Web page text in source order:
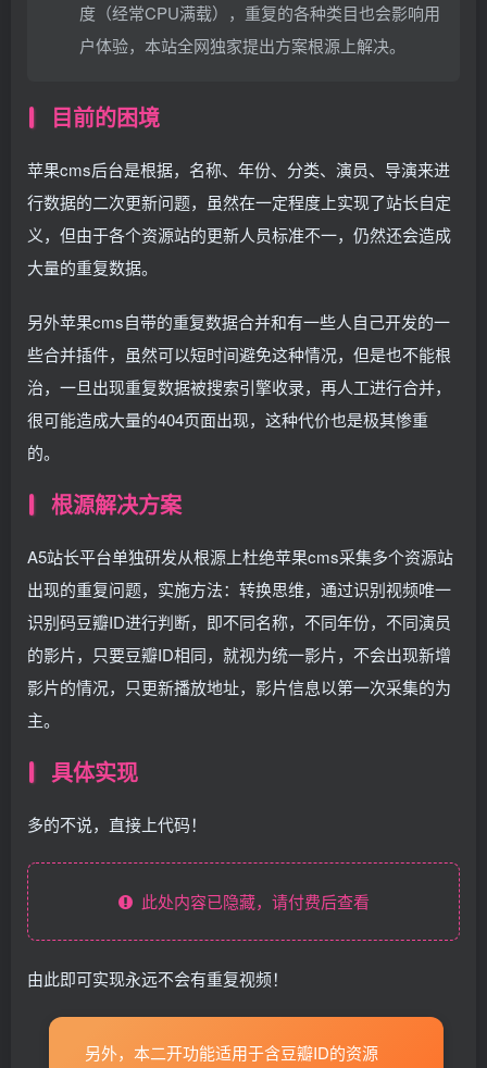
度（经常CPU满载），重复的各种类目也会影响用
户体验，本站全网独家提出方案根源上解决。
目前的困境
苹果cms后台是根据，名称、年份、分类、演员、导演来进
行数据的二次更新问题，虽然在一定程度上实现了站长自定
义，但由于各个资源站的更新人员标准不一，仍然还会造成
大量的重复数据。
另外苹果cms自带的重复数据合并和有一些人自己开发的一
些合并插件，虽然可以短时间避免这种情况，但是也不能根
治，一旦出现重复数据被搜索引擎收录，再人工进行合并，
很可能造成大量的404页面出现，这种代价也是极其惨重
的。
根源解决方案
A5站长平台单独研发从根源上杜绝苹果cms采集多个资源站
出现的重复问题，实施方法：转换思维，通过识别视频唯一
识别码豆瓣ID进行判断，即不同名称，不同年份，不同演员
的影片，只要豆瓣ID相同，就视为统一影片，不会出现新增
影片的情况，只更新播放地址，影片信息以第一次采集的为
主。
具体实现
多的不说，直接上代码！
此处内容已隐藏，请付费后查看
由此即可实现永远不会有重复视频！
另外，本二开功能适用于含豆瓣ID的资源